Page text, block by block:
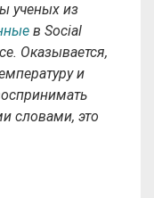
ученых из
в Social
Оказывается,
и
словами, это